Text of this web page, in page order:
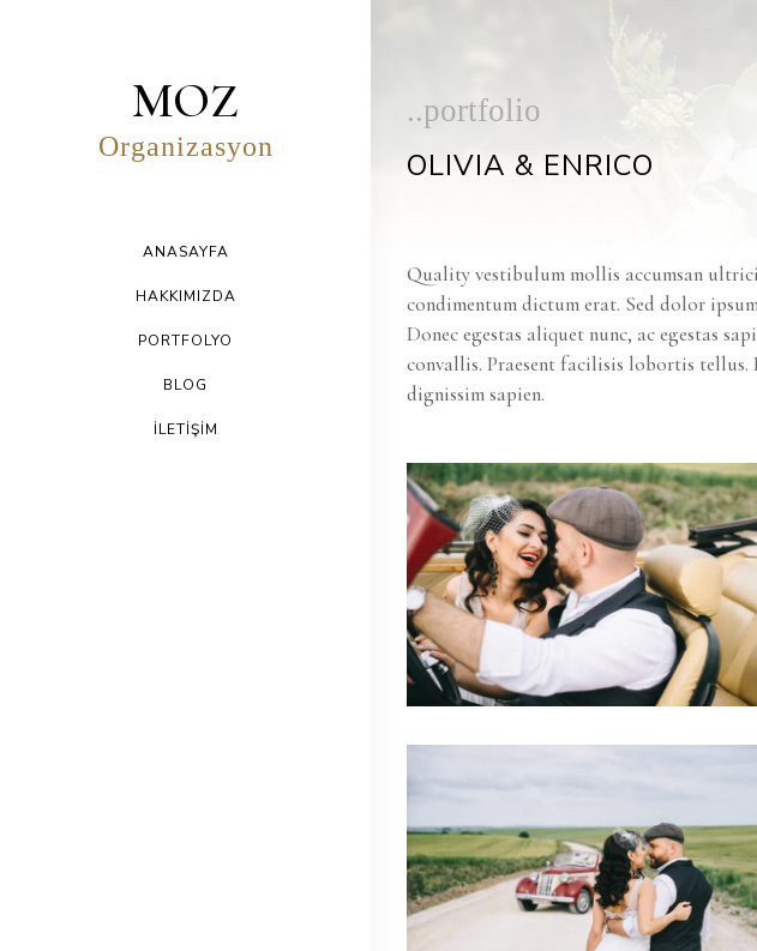
MOZ
Organizasyon
ANASAYFA
HAKKIMIZDA
PORTFOLYO
BLOG
İLETİŞİM
..portfolio
OLIVIA & ENRICO
Quality vestibulum mollis accumsan
condimentum dictum erat. Sed dolor
Donec egestas aliquet nunc, ac egestas
convallis. Praesent facilisis lobortis
dignissim sapien.